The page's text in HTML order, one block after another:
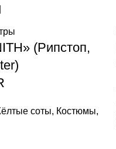
(Рипстоп,
соты, Костюмы,